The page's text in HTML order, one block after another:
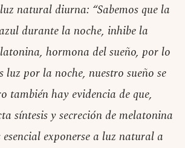
natural diurna: “Sabemos que la
durante la noche, inhibe la
hormona del sueño, por lo
luz por la noche, nuestro sueño se
también hay evidencia de que,
síntesis y secreción de melatonina
exponerse a luz natural a